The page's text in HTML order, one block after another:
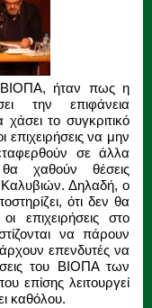
ΒΙΟΠΑ, ήταν πως η
την επιφάνεια
το συγκριτικό
να μην
σε άλλα
χαθούν θέσεις
Καλυβιών. Δηλαδή, ο
ότι δεν θα
επιχειρήσεις στο
να πάρουν
επενδυτές να
του ΒΙΟΠΑ των
επίσης λειτουργεί
καθόλου.